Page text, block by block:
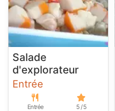
Salade
d'explorateur
Entrée
Entrée 5 / 5